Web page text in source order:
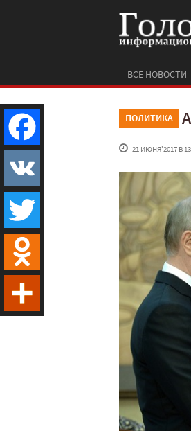
ВСЕ НОВОСТИ
ПОЛИТИКА
21 ИЮНЯ'2017 В
Facebook
VK
Twitter
Odnoklassniki